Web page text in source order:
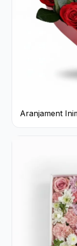
Aranjament
și Ferrero